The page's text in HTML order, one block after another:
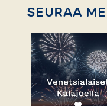
SEURAA